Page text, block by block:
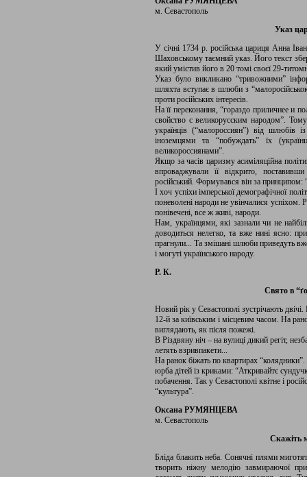
м. Севастополь
Указ
У січні 1734 р. російська цариця Анна
Шаховському таємний указ. Його текст
який умістив його в 20 томі своєї 29-
Указ було викликано “тривожними”
шляхта вступає в шлюби з
проти російських інтересів.
На її переконання, “гораздо приличнее и
свойство с великорусским народом”.
українців (“малороссиян”) від шлюбів
іноземцями та “побуждать” їх
великороссиянами”.
Якщо за часів царизму асиміляційна
впроваджували її відкрито,
російський. Формувався він за принципом:
І хоч успіхи імперської демографічної
поневолені народи не увінчалися успіхом.
понівечені, все ж живі, народи.
Нам, українцями, які зазнали чи не
доводиться нелегко, та вже нині ясно:
прагнули... Та змішані шлюби приведуть
і могуті українського народу.
Р. К.
Свято в
Новий рік у Севастополі зустрічають
12-й за київським і місцевим часом. На
виглядають, як після пожежі.
В Різдвяну ніч – на вулиці дикий регіт,
летять взривпакети...
На ранок біжать по квартирах
юрба дітей із криками: “Аткривайтє
побачення. Так у Севастополі квітне і
“культура”.
Оксана РУМЯНЦЕВА
м. Севастополь
Скажіть
Бліда блакить неба. Сонячні плями
творить ніжну мелодію завмираючої